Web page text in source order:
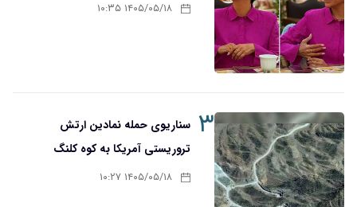
۱۴۰۵/۰۵/۱۸ ۱۰:۳۵
۳ سناریوی حمله نمادین ارتش
تروریستی آمریکا به کوه کلنگ
۱۴۰۵/۰۵/۱۸ ۱۰:۲۷